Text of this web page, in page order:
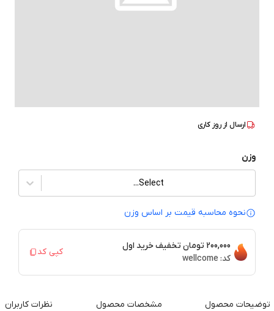
ارسال از روز کاری
وزن
Select...
نحوه محاسبه قیمت بر‌ اساس وزن
200,000 تومان
تخفیف خرید اول
کد: wellcome
کپی کد
توضیحات محصول مشخصات محصول نظرات کاربران